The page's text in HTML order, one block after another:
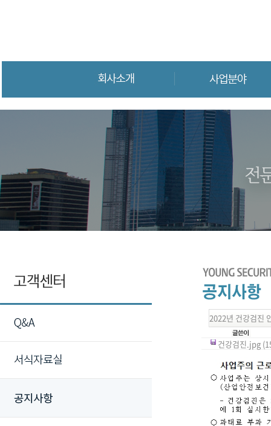
2022년 건강검진
건강검진.jpg